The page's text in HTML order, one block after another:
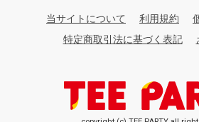
当サイトについて 利用規約
特定商取引法に基づく表記